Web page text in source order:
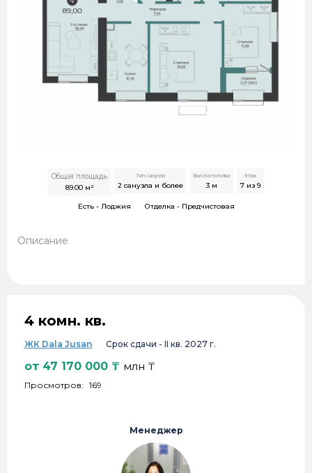
Общая площадь
89.00м²
Тип санузла
2 санузла и более
Высота потолка
3 м
Этаж
7 из 9
Есть - Лоджия Отделка - Предчистовая
Описание
4 комн. кв.
ЖК Dala Jusan Срок сдачи - II кв. 2027 г.
от 47 170 000 ₸ млн ₸
Просмотров: 169
Менеджер